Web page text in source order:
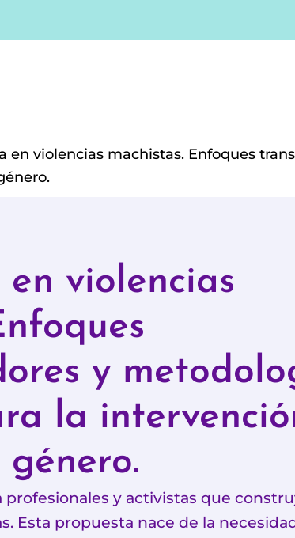
en violencias machistas. Enfoques
violencias
y
la
profesionales y activistas que
Esta propuesta nace de la